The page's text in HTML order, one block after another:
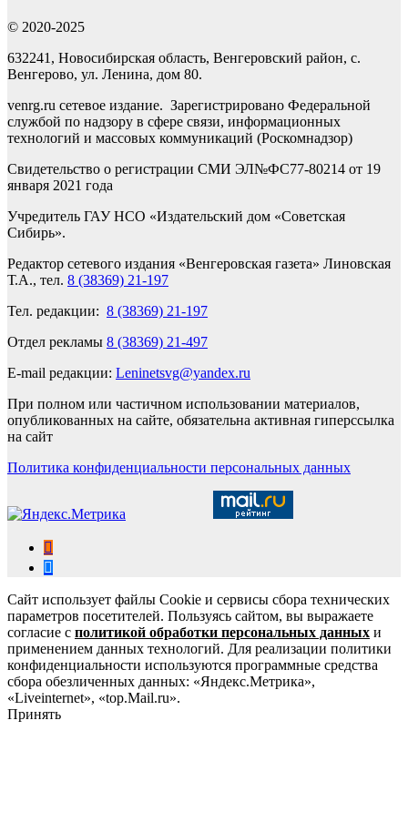
© 2020-2025
632241, Новосибирская область, Венгеровский район, с.
Венгерово, ул. Ленина, дом 80.
venrg.ru сетевое издание. Зарегистрировано Федеральной
службой по надзору в сфере связи, информационных
технологий и массовых коммуникаций (Роскомнадзор)
Свидетельство о регистрации СМИ ЭЛ№ФС77-80214 от 19
января 2021 года
Учредитель ГАУ НСО «Издательский дом «Советская
Сибирь».
Редактор сетевого издания «Венгеровская газета» Линовская
Т.А., тел. 8 (38369) 21-197
Тел. редакции: 8 (38369) 21-197
Отдел рекламы 8 (38369) 21-497
E-mail редакции: Leninetsvg@yandex.ru
При полном или частичном использовании материалов,
опубликованных на сайте, обязательна активная гиперссылка
на сайт
Политика конфиденциальности персональных данных
Сайт использует файлы Cookie и сервисы сбора технических
параметров посетителей. Пользуясь сайтом, вы выражаете
согласие с политикой обработки персональных данных и
применением данных технологий. Для реализации политики
конфиденциальности используются программные средства
сбора обезличенных данных: «Яндекс.Метрика»,
«Liveinternet», «top.Mail.ru».
Принять